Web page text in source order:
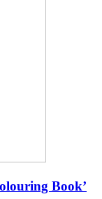
Book’